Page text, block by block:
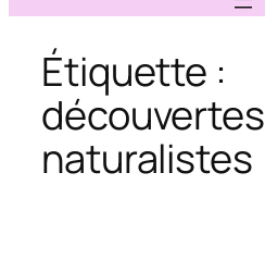
Étiquette :
découvertes
naturalistes